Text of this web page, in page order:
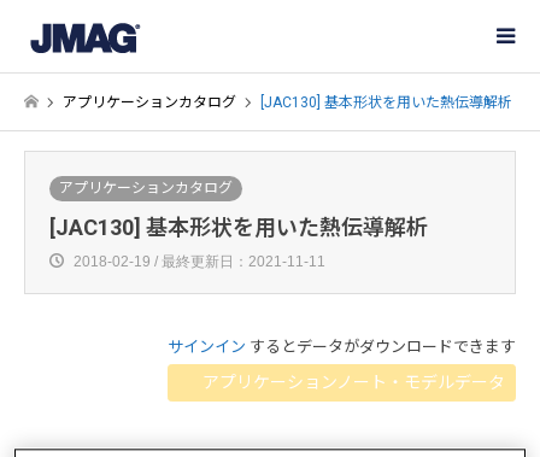
アプリケーションカタログ [JAC130] 基本形状を用いた熱伝導解析
アプリケーションカタログ
[JAC130] 基本形状を用いた熱伝導解析
2018-02-19 / 最終更新日：2021-11-11
サインイン するとデータがダウンロードできます
アプリケーションノート・モデルデータ